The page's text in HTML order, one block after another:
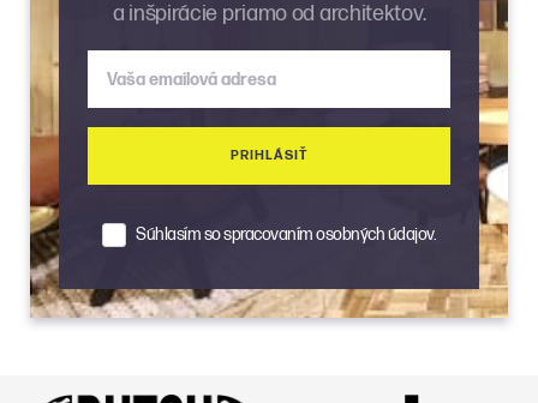
a inšpirácie priamo od architektov.
Vaša emailová adresa
PRIHLÁSIŤ
Súhlasím so spracovaním osobných údajov.